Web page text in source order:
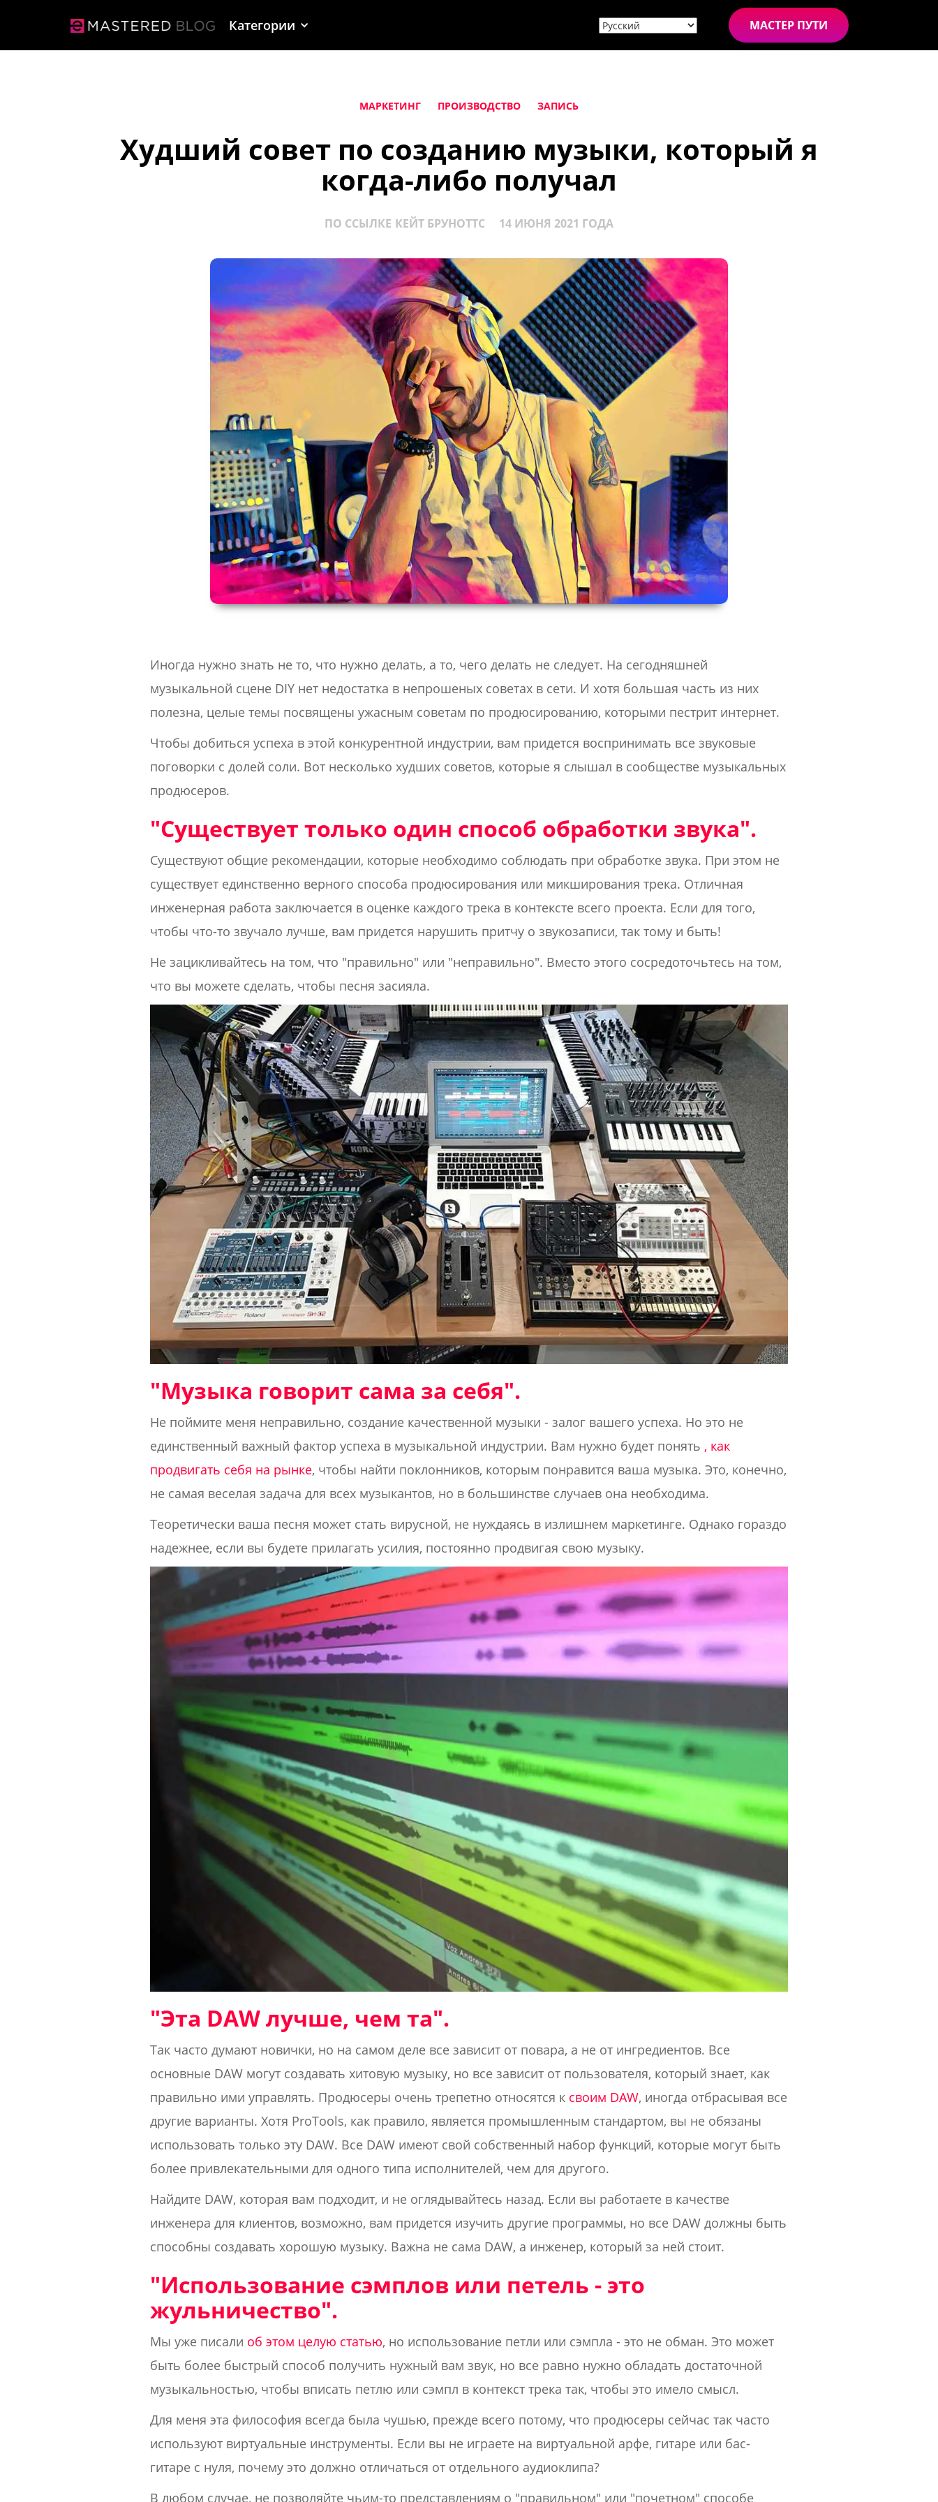
Категории МАСТЕР ПУТИ
МАРКЕТИНГ ПРОИЗВОДСТВО ЗАПИСЬ
Худший совет по созданию музыки, который я
когда-либо получал
ПО ССЫЛКЕ КЕЙТ БРУНОТТС 14 ИЮНЯ 2021 ГОДА
Иногда нужно знать не то, что нужно делать, а то, чего делать не следует. На сегодняшней
музыкальной сцене DIY нет недостатка в непрошеных советах в сети. И хотя большая часть из них
полезна, целые темы посвящены ужасным советам по продюсированию, которыми пестрит интернет.
Чтобы добиться успеха в этой конкурентной индустрии, вам придется воспринимать все звуковые
поговорки с долей соли. Вот несколько худших советов, которые я слышал в сообществе музыкальных
продюсеров.
"Существует только один способ обработки звука".
Существуют общие рекомендации, которые необходимо соблюдать при обработке звука. При этом не
существует единственно верного способа продюсирования или микширования трека. Отличная
инженерная работа заключается в оценке каждого трека в контексте всего проекта. Если для того,
чтобы что-то звучало лучше, вам придется нарушить притчу о звукозаписи, так тому и быть!
Не зацикливайтесь на том, что "правильно" или "неправильно". Вместо этого сосредоточьтесь на том,
что вы можете сделать, чтобы песня засияла.
"Музыка говорит сама за себя".
Не поймите меня неправильно, создание качественной музыки - залог вашего успеха. Но это не
единственный важный фактор успеха в музыкальной индустрии. Вам нужно будет понять , как
продвигать себя на рынке, чтобы найти поклонников, которым понравится ваша музыка. Это, конечно,
не самая веселая задача для всех музыкантов, но в большинстве случаев она необходима.
Теоретически ваша песня может стать вирусной, не нуждаясь в излишнем маркетинге. Однако гораздо
надежнее, если вы будете прилагать усилия, постоянно продвигая свою музыку.
"Эта DAW лучше, чем та".
Так часто думают новички, но на самом деле все зависит от повара, а не от ингредиентов. Все
основные DAW могут создавать хитовую музыку, но все зависит от пользователя, который знает, как
правильно ими управлять. Продюсеры очень трепетно относятся к своим DAW, иногда отбрасывая все
другие варианты. Хотя ProTools, как правило, является промышленным стандартом, вы не обязаны
использовать только эту DAW. Все DAW имеют свой собственный набор функций, которые могут быть
более привлекательными для одного типа исполнителей, чем для другого.
Найдите DAW, которая вам подходит, и не оглядывайтесь назад. Если вы работаете в качестве
инженера для клиентов, возможно, вам придется изучить другие программы, но все DAW должны быть
способны создавать хорошую музыку. Важна не сама DAW, а инженер, который за ней стоит.
"Использование сэмплов или петель - это
жульничество".
Мы уже писали об этом целую статью, но использование петли или сэмпла - это не обман. Это может
быть более быстрый способ получить нужный вам звук, но все равно нужно обладать достаточной
музыкальностью, чтобы вписать петлю или сэмпл в контекст трека так, чтобы это имело смысл.
Для меня эта философия всегда была чушью, прежде всего потому, что продюсеры сейчас так часто
используют виртуальные инструменты. Если вы не играете на виртуальной арфе, гитаре или бас-
гитаре с нуля, почему это должно отличаться от отдельного аудиоклипа?
В любом случае, не позволяйте чьим-то представлениям о "правильном" или "почетном" способе